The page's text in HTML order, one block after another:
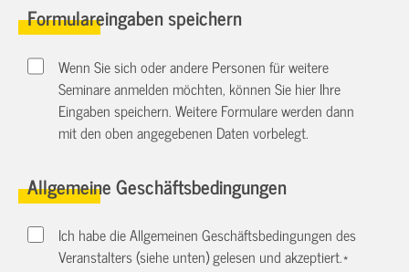
Formulareingaben speichern
Wenn Sie sich oder andere Personen für weitere
Seminare anmelden möchten, können Sie hier Ihre
Eingaben speichern. Weitere Formulare werden dann
mit den oben angegebenen Daten vorbelegt.
Allgemeine Geschäftsbedingungen
Ich habe die Allgemeinen Geschäftsbedingungen des
Veranstalters (siehe unten) gelesen und akzeptiert.*